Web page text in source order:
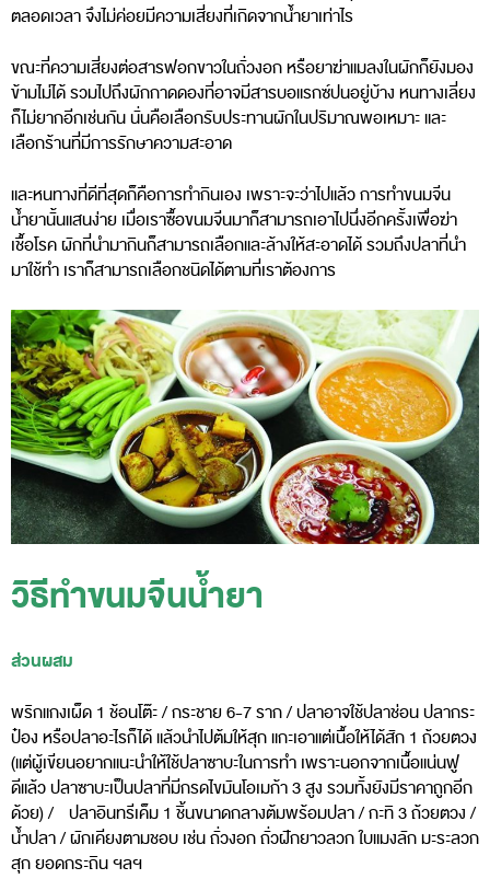
ตลอดเวลา จึงไม่ค่อยมีความเสี่ยงที่เกิดจากน้ำยาเท่าไร
ขณะที่ความเสี่ยงต่อสารฟอกขาวในถั่วงอก หรือยาฆ่าแมลงในผักก็ยังมอง
ข้ามไม่ได้ รวมไปถึงผักกาดดองที่อาจมีสารบอแรกซ์ปนอยู่บ้าง หนทางเลี่ยง
ก็ไม่ยากอีกเช่นกัน นั่นคือเลือกรับประทานผักในปริมาณพอเหมาะ และ
เลือกร้านที่มีการรักษาความสะอาด
และหนทางที่ดีที่สุดก็คือการทํากินเอง เพราะจะว่าไปแล้ว การทําขนมจีน
น้ำยานั้นแสนง่าย เมื่อเราซื้อขนมจีนมาก็สามารถเอาไปนึ่งอีกครั้งเพื่อฆ่า
เชื้อโรค ผักที่นํามากินก็สามารถเลือกและล้างให้สะอาดได้ รวมถึงปลาที่นํา
มาใช้ทํา เราก็สามารถเลือกชนิดได้ตามที่เราต้องการ
วิธีทำขนมจีนน้ำยา
ส่วนผสม
พริกแกงเผ็ด 1 ช้อนโต๊ะ / กระชาย 6-7 ราก / ปลาอาจใช้ปลาช่อน ปลากระ
ป๋อง หรือปลาอะไรก็ได้ แล้วนําไปต้มให้สุก แกะเอาแต่เนื้อให้ได้สัก 1 ถ้วยตวง
(แต่ผู้เขียนอยากแนะนําให้ใช้ปลาซาบะในการทำ เพราะนอกจากเนื้อแน่นฟู
ดีแล้ว ปลาซาบะเป็นปลาที่มีกรดไขมันโอเมก้า 3 สูง รวมทั้งยังมีราคาถูกอีก
ด้วย) / ปลาอินทรีเค็ม 1 ชิ้นขนาดกลางต้มพร้อมปลา / กะทิ 3 ถ้วยตวง /
น้ำปลา / ผักเคียงตามชอบ เช่น ถั่วงอก ถั่วฝักยาวลวก ใบแมงลัก มะระลวก
สุก ยอดกระถิน ฯลฯ